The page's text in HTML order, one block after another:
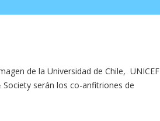
de la Universidad de Chile, UNICEF
serán los co-anfitriones de